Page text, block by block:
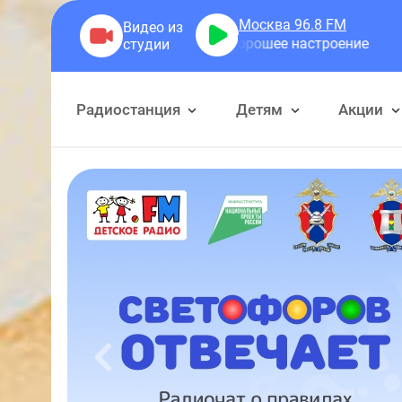
Москва 96.8 FM
Золотова - Хорошее настроение
Радиостанция Детям Акции